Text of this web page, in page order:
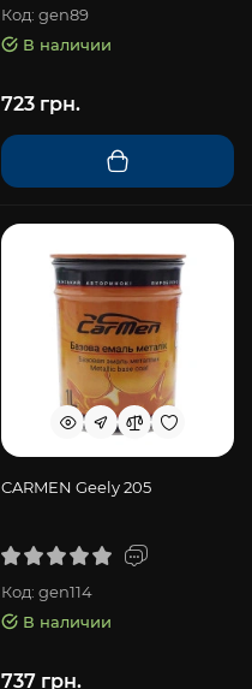
Код: gen89
В наличии
723 грн.
CARMEN Geely 205
Код: gen114
В наличии
737 грн.